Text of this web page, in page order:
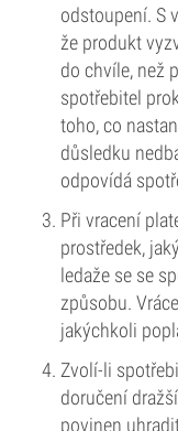
odstoupení. S
že produkt
do chvíle, než
spotřebitel
toho, co
důsledku
odpovídá
Při vracení
prostředek,
ledaže se se
způsobu.
jakýchkoli
Zvolí-li
doručení
povinen